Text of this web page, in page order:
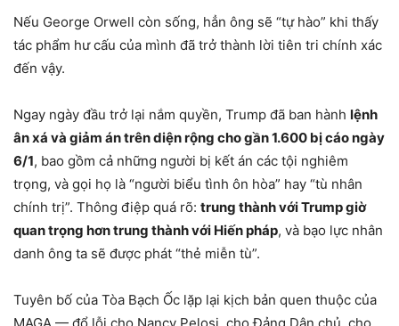
Nếu George Orwell còn sống, hẳn ông sẽ “tự hào” khi thấy
tác phẩm hư cấu của mình đã trở thành lời tiên tri chính xác
đến vậy.
Ngay ngày đầu trở lại nắm quyền, Trump đã ban hành lệnh
ân xá và giảm án trên diện rộng cho gần 1.600 bị cáo ngày
6/1, bao gồm cả những người bị kết án các tội nghiêm
trọng, và gọi họ là “người biểu tình ôn hòa” hay “tù nhân
chính trị”. Thông điệp quá rõ: trung thành với Trump giờ
quan trọng hơn trung thành với Hiến pháp, và bạo lực nhân
danh ông ta sẽ được phát “thẻ miễn tù”.
Tuyên bố của Tòa Bạch Ốc lặp lại kịch bản quen thuộc của